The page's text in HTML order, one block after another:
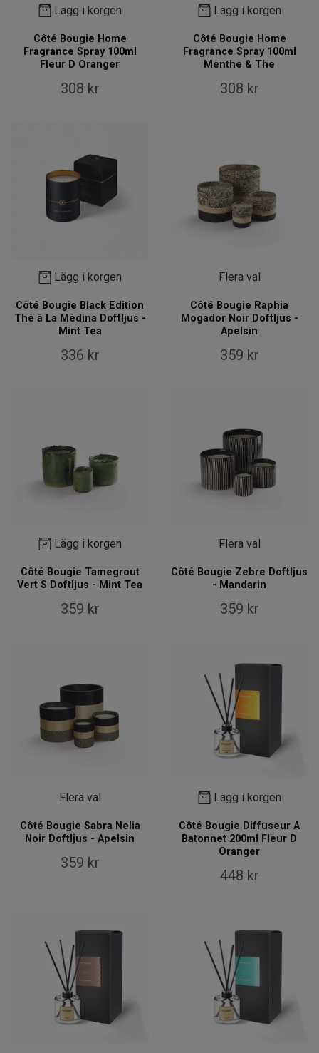
Lägg i korgen
Côté Bougie Home
Fragrance Spray 100ml
Fleur D Oranger
308 kr
Lägg i korgen
Côté Bougie Home
Fragrance Spray 100ml
Menthe & The
308 kr
Lägg i korgen
Côté Bougie Black Edition
Thé à La Médina Doftljus -
Mint Tea
336 kr
Flera val
Côté Bougie Raphia
Mogador Noir Doftljus -
Apelsin
359 kr
Lägg i korgen
Côté Bougie Tamegrout
Vert S Doftljus - Mint Tea
359 kr
Flera val
Côté Bougie Zebre Doftljus
- Mandarin
359 kr
Flera val
Côté Bougie Sabra Nelia
Noir Doftljus - Apelsin
359 kr
Lägg i korgen
Côté Bougie Diffuseur A
Batonnet 200ml Fleur D
Oranger
448 kr